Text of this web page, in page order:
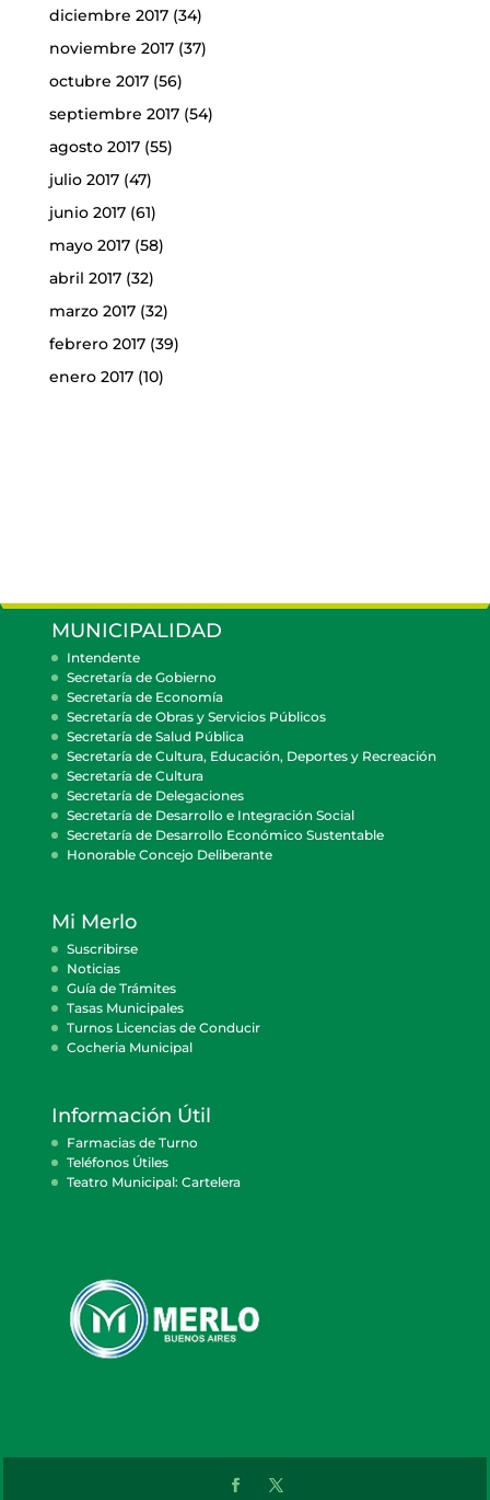
diciembre 2017(34)
noviembre 2017(37)
octubre 2017(56)
septiembre 2017(54)
agosto 2017(55)
julio 2017(47)
junio 2017(61)
mayo 2017(58)
abril 2017(32)
marzo 2017(32)
febrero 2017(39)
enero 2017(10)
MUNICIPALIDAD
Intendente
Secretaría de Gobierno
Secretaría de Economía
Secretaría de Obras y Servicios Públicos
Secretaría de Salud Pública
Secretaría de Cultura, Educación, Deportes y Recreación
Secretaría de Cultura
Secretaría de Delegaciones
Secretaría de Desarrollo e Integración Social
Secretaría de Desarrollo Económico Sustentable
Honorable Concejo Deliberante
Mi Merlo
Suscribirse
Noticias
Guía de Trámites
Tasas Municipales
Turnos Licencias de Conducir
Cocheria Municipal
Información Útil
Farmacias de Turno
Teléfonos Útiles
Teatro Municipal: Cartelera